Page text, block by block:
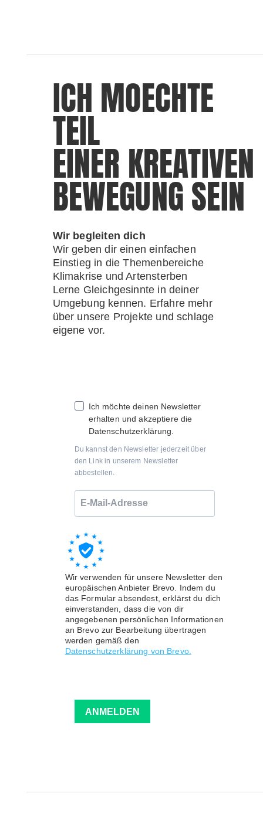
ICH MOECHTE
TEIL
EINER KREATIVEN
BEWEGUNGSEIN
Wir begleiten dich
Wir geben dir einen einfachen
Einstieg in die Themenbereiche
Klimakrise und Artensterben
Lerne Gleichgesinnte in deiner
Umgebung kennen. Erfahre mehr
über unsere Projekte und schlage
eigene vor.
Ich möchte deinen Newsletter
erhalten und akzeptiere die
Datenschutzerklärung.
Du kannst den Newsletter jederzeit über
den Link in unserem Newsletter
abbestellen.
Wir verwenden für unsere Newsletter den
europäischen Anbieter Brevo. Indem du
das Formular absendest, erklärst du dich
einverstanden, dass die von dir
angegebenen persönlichen Informationen
an Brevo zur Bearbeitung übertragen
werden gemäß den
Datenschutzerklärung von Brevo.
ANMELDEN